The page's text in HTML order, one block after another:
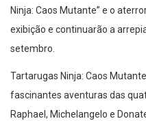
exibição e continuarão a
setembro.
fascinantes aventuras das
Raphael, Michelangelo e
expostos a uma substância